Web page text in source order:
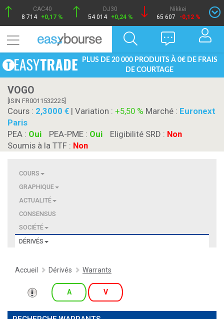
CAC40
8 714 +0,17 %
DJ30
54 014 +0,24 %
Nikkei
65 607
-0,12 %
PLUS DE 20 000 PRODUITS À 0€ DE FRAIS
DE COURTAGE
VOGO
[ISIN FR0011532225]
Cours : 2,3000 | Variation : +5,50 % Marché : Euronext
Paris
PEA : Oui PEA-PME : Oui Eligibilité SRD : Non
Soumis à la TTF : Non
COURS
GRAPHIQUE
ACTUALITÉ
CONSENSUS
SOCIÉTÉ
DÉRIVÉS
Accueil Dérivés Warrants
A V